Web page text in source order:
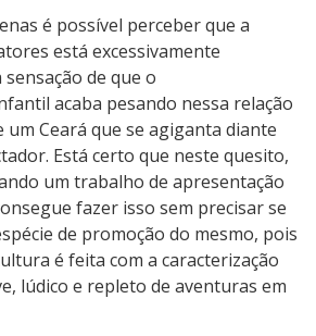
é possível perceber que a
está excessivamente
de que o
acaba pesando nessa relação
um Ceará que se agiganta diante
Está certo que neste quesito,
um trabalho de apresentação
fazer isso sem precisar se
de promoção do mesmo, pois
é feita com a caracterização
lúdico e repleto de aventuras em